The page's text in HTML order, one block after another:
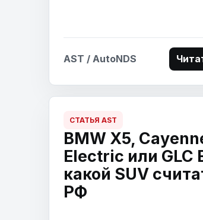
AST / AutoNDS
СТАТЬЯ AST
BMW X5,
Electric или GLC
какой SUV
РФ